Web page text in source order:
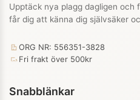
Upptäck nya plagg dagligen och
får dig att känna dig självsäker
ORG NR: 556351-3828
Fri frakt över 500kr
Snabblänkar